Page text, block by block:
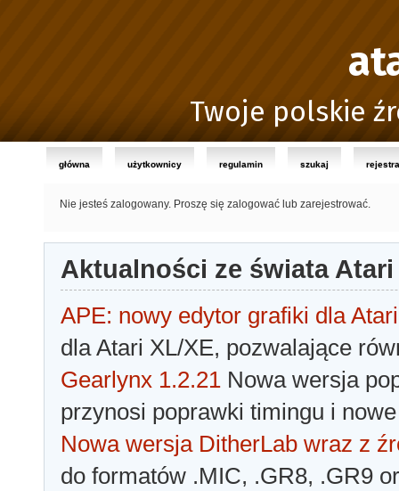
Twoje polskie
główna użytkownicy regulamin szukaj
Nie jesteś zalogowany. Proszę się zalogować lub zarejestrować.
Aktualności ze świata Atari
APE: nowy edytor grafiki dla Atari
dla Atari XL/XE, pozwalające
Gearlynx 1.2.21 Nowa wersja
przynosi poprawki timingu i
Nowa wersja DitherLab wraz z
do formatów .MIC, .GR8, .GR9